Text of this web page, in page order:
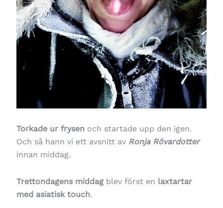
Torkade ur frysen och startade upp den igen.
Och så hann vi ett avsnitt av Ronja Rövardotter
innan middag.
Trettondagens middagblev först en laxtartar
med asiatisk touch.